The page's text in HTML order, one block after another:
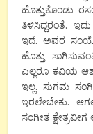
ಹೊತ್ತುಕೊಂಡು
ತಿಳಿಸಿದ್ದರಂತೆ.
ಇದೆ. ಅವರ
ಹೊತ್ತು
ಎಲ್ಲರೂ ಕವಿಯ
ಇಲ್ಲ. ಸುಗಮ
ಇರಲೇಬೇಕು.
ಸಂಗೀತ